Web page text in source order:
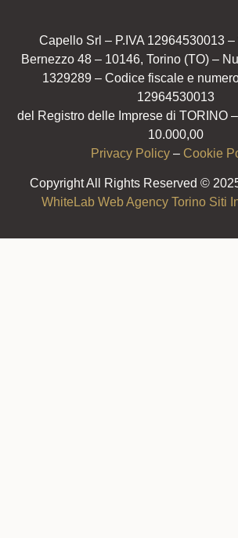
Capello Srl – P.IVA 12964530013
Bernezzo 48 – 10146, Torino (TO) –
1329289 – Codice fiscale e
12964530013
del Registro delle Imprese di TORINO
10.000,00
Privacy Policy– Cookie
Copyright All Rights Reserved ©
WhiteLab Web Agency Torino Siti